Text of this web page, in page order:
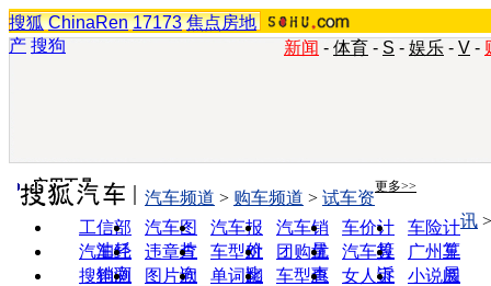
搜狐 ChinaRen 17173 焦点房地
产 搜狗 新闻 - 体育 - S - 娱乐 - V -
实用工具 更多>>
工信部
油耗
汽车图
片
汽车报
价
汽车销
量
车价计
算
车险计
算
汽车经
销商
违章查
询
车型对
比
团购优
惠
汽车投
诉
广州车
展
搜狗浏
图片欣
单词翻
车型查
女人宝
小说阅
汽车频道 > 购车频道 > 试车资
讯